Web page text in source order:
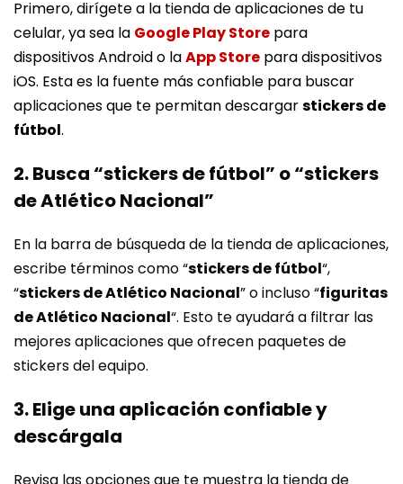
Primero, dirígete a la tienda de aplicaciones de tu
celular, ya sea la Google Play Store para
dispositivos Android o laApp Store para dispositivos
iOS. Esta es la fuente más confiable para buscar
aplicaciones que te permitan descargarstickers de
fútbol.
2. Busca “stickers de fútbol” o “stickers
de Atlético Nacional”
En la barra de búsqueda de la tienda de aplicaciones,
escribe términos como “stickers de fútbol“,
“stickers de Atlético Nacional” o incluso “figuritas
de Atlético Nacional“. Esto te ayudará a filtrar las
mejores aplicaciones que ofrecen paquetes de
stickers del equipo.
3. Elige una aplicación confiable y
descárgala